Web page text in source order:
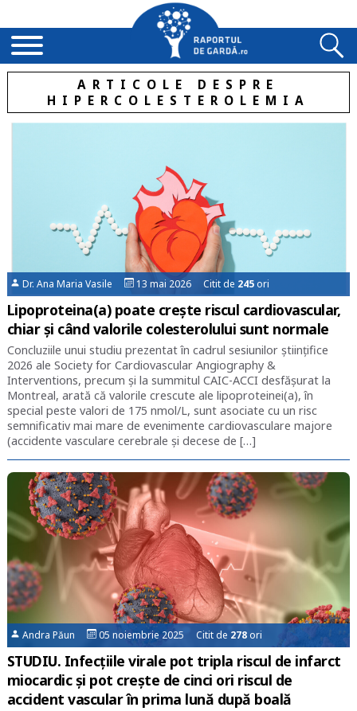
ARTICOLE DESPRE
HIPERCOLESTEROLEMIA
Dr. Ana Maria Vasile 13 mai 2026 Citit de 245ori
Lipoproteina(a) poate crește riscul cardiovascular,
chiar și când valorile colesterolului sunt normale
Concluziile unui studiu prezentat în cadrul sesiunilor științifice
2026 ale Society for Cardiovascular Angiography &
Interventions, precum și la summitul CAIC-ACCI desfășurat la
Montreal, arată că valorile crescute ale lipoproteinei(a), în
special peste valori de 175 nmol/L, sunt asociate cu un risc
semnificativ mai mare de evenimente cardiovasculare majore
(accidente vasculare cerebrale și decese de […]
Andra Păun 05 noiembrie 2025 Citit de 278ori
STUDIU. Infecțiile virale pot tripla riscul de infarct
miocardic și pot crește de cinci ori riscul de
accident vascular în prima lună după boală